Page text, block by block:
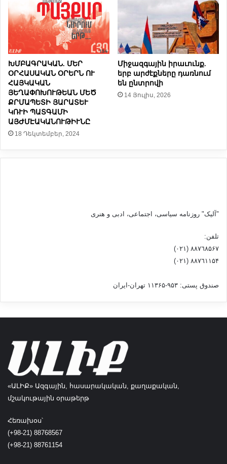
A
)
ի
ջ
ա
զ
գ
ա
յ
ի
գ
ի
տ
ն
խ
ա
դ
է
պ
հ
ա
ա
ւ
.
)
ԽՄԲԱԳՐԱԿԱՆ. ՄԵՐ
ՕՐՀԱՍԱԿԱՆ ՕՐԵՐՆ ՈՒ
ՀԱՅԿԱԿԱՆ
ՅԵՂԱՓՈԽՈՒԹԵԱՆ ՄԵԾ
ՔՐՄԱՊԵՏԻ ՅԱՐԱՏԵՒ
ԿՌՒԻ ՊԱՏԳԱՄԻ
ԱՅԺՄԷԱԿԱՆՈՒԹԻՒՆԸ
18 Դեկտեմբեր, 2024
Միջազգային իրաւունք.
երբ արժէքները դառնում
են ընտրովի
14 Յուլիս, 2026
"آلیک" روزنامه سیاسی، اجتماعی، ادبی و هنری
تلفن:
٨۸٧٦٨۵۶۷ (٠٢١)
٨۸٧٦۱۱۵۴ (٠٢١)
صندوق پستی: ۹۵۳-۱۱۳۶۵ تهران-ایران
«ԱԼԻՔ» Ազգային, հասարակական, քաղաքական,
մշակութային օրաթերթ
Հեռախօս՝
(+98-21) 88768567
(+98-21) 88761154